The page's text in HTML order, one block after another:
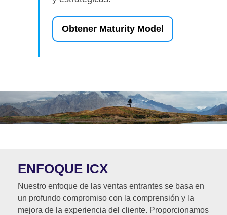
Obtener Maturity Model
ENFOQUE ICX
Nuestro enfoque de las ventas entrantes se basa en
un profundo compromiso con la comprensión y la
mejora de la experiencia del cliente. Proporcionamos